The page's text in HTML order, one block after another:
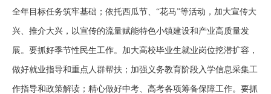
全年目标任务筑牢基础；依托西瓜节、“花马”等活动，加大宣传大
兴、推介大兴，以宣传的流量赋能特色小镇建设和产业高质量发
展。要抓好季节性民生工作。加大高校毕业生就业岗位挖潜扩容，
做好就业指导和重点人群帮扶；加强义务教育阶段入学信息采集工
作指导和政策解读；精心做好中考、高考各项筹备保障工作。要抓